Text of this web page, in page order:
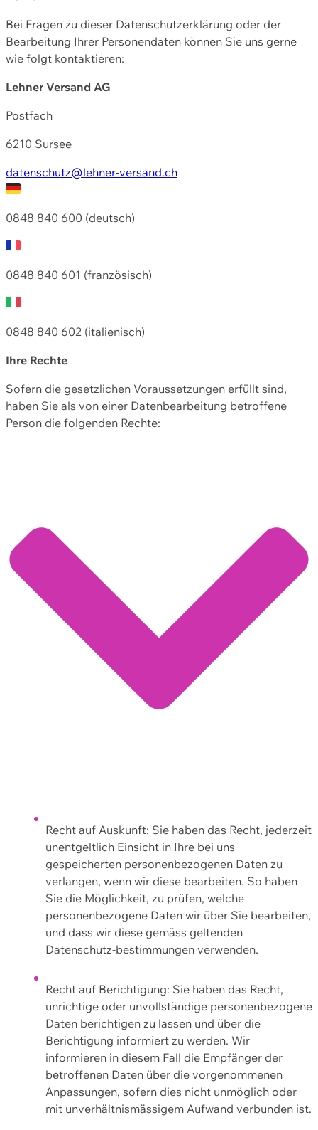
Bei Fragen zu dieser Datenschutzerklärung oder der
Bearbeitung Ihrer Personendaten können Sie uns gerne
wie folgt kontaktieren:
Lehner Versand AG
Postfach
6210 Sursee
datenschutz@lehner-versand.ch
0848 840 600 (deutsch)
0848 840 601 (französisch)
0848 840 602 (italienisch)
Ihre Rechte
Sofern die gesetzlichen Voraussetzungen erfüllt sind,
haben Sie als von einer Datenbearbeitung betroffene
Person die folgenden Rechte:
Recht auf Auskunft: Sie haben das Recht, jederzeit
unentgeltlich Einsicht in Ihre bei uns
gespeicherten personenbezogenen Daten zu
verlangen, wenn wir diese bearbeiten. So haben
Sie die Möglichkeit, zu prüfen, welche
personenbezogene Daten wir über Sie bearbeiten,
und dass wir diese gemäss geltenden
Datenschutz-bestimmungen verwenden.
Recht auf Berichtigung: Sie haben das Recht,
unrichtige oder unvollständige personenbezogene
Daten berichtigen zu lassen und über die
Berichtigung informiert zu werden. Wir
informieren in diesem Fall die Empfänger der
betroffenen Daten über die vorgenommenen
Anpassungen, sofern dies nicht unmöglich oder
mit unverhältnismässigem Aufwand verbunden ist.